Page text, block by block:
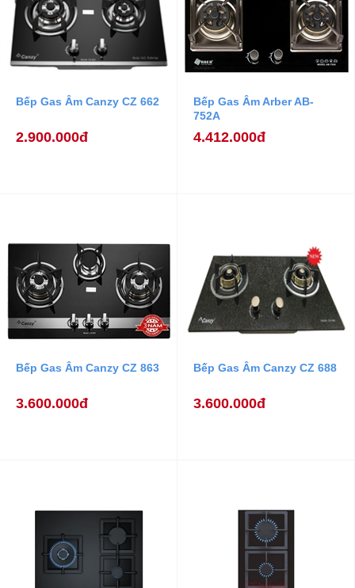
Bếp Gas Âm Canzy CZ 662
2.900.000đ
Bếp Gas Âm Arber AB-
752A
4.412.000đ
Bếp Gas Âm Canzy CZ 863
3.600.000đ
Bếp Gas Âm Canzy CZ 688
3.600.000đ